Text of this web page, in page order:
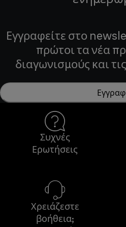
Εγγραφείτε στο
πρώτοι τα νέα
διαγωνισμούς και
Συχνές
Ερωτήσεις
Χρειάζεστε
βοήθεια;